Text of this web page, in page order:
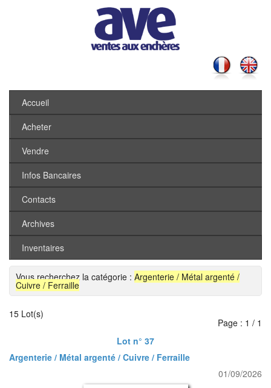
Accueil
Acheter
Vendre
Infos Bancaires
Contacts
Archives
Inventaires
Vous recherchez la catégorie : Argenterie / Métal argenté /
Cuivre / Ferraille
15 Lot(s)
Page : 1 / 1
Lot n° 37
Argenterie / Métal argenté / Cuivre / Ferraille
01/09/2026